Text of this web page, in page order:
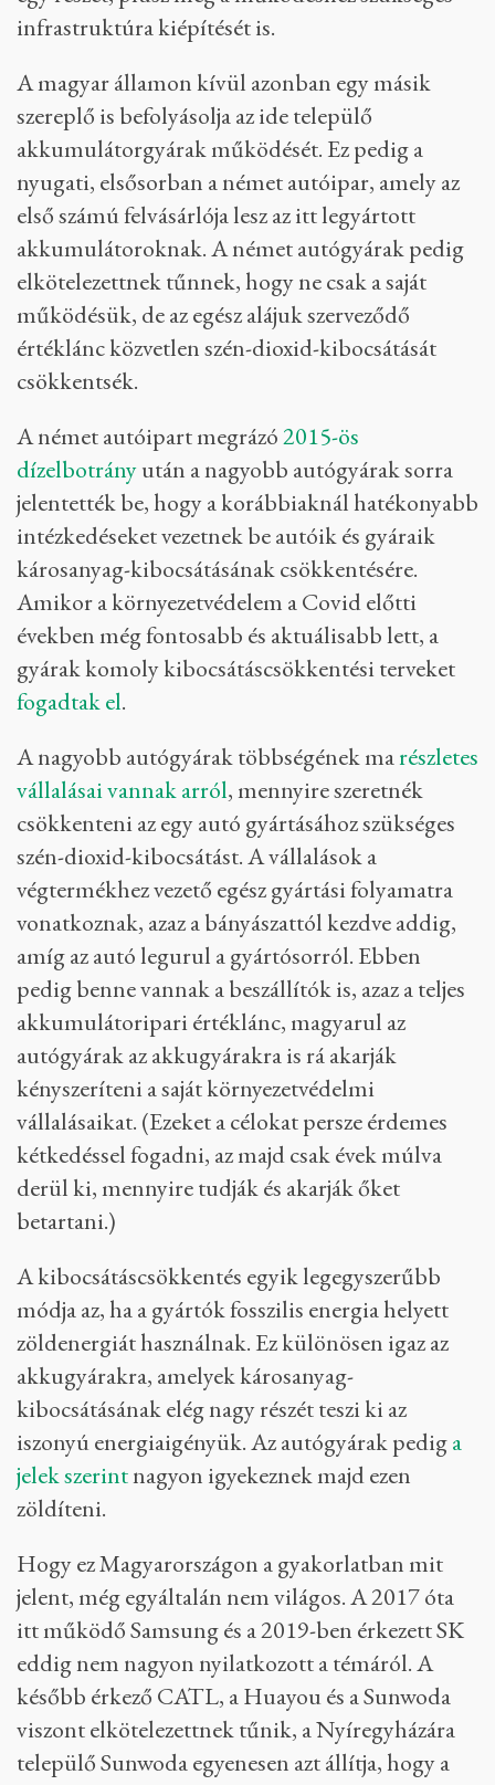
infrastruktúra kiépítését is.
A magyar államon kívül azonban egy másik
szereplő is befolyásolja az ide települő
akkumulátorgyárak működését. Ez pedig a
nyugati, elsősorban a német autóipar, amely az
első számú felvásárlója lesz az itt legyártott
akkumulátoroknak. A német autógyárak pedig
elkötelezettnek tűnnek, hogy ne csak a saját
működésük, de az egész alájuk szerveződő
értéklánc közvetlen szén-dioxid-kibocsátását
csökkentsék.
A német autóipart megrázó2015-ös
dízelbotrányután a nagyobb autógyárak sorra
jelentették be, hogy a korábbiaknál hatékonyabb
intézkedéseket vezetnek be autóik és gyáraik
károsanyag-kibocsátásának csökkentésére.
Amikor a környezetvédelem a Covid előtti
években még fontosabb és aktuálisabb lett, a
gyárak komoly kibocsátáscsökkentési terveket
fogadtak el.
A nagyobb autógyárak többségének marészletes
vállalásai vannak arról, mennyire szeretnék
csökkenteni az egy autó gyártásához szükséges
szén-dioxid-kibocsátást. A vállalások a
végtermékhez vezető egész gyártási folyamatra
vonatkoznak, azaz a bányászattól kezdve addig,
amíg az autó legurul a gyártósorról. Ebben
pedig benne vannak a beszállítók is, azaz a teljes
akkumulátoripari értéklánc, magyarul az
autógyárak az akkugyárakra is rá akarják
kényszeríteni a saját környezetvédelmi
vállalásaikat. (Ezeket a célokat persze érdemes
kétkedéssel fogadni, az majd csak évek múlva
derül ki, mennyire tudják és akarják őket
betartani.)
A kibocsátáscsökkentés egyik legegyszerűbb
módja az, ha a gyártók fosszilis energia helyett
zöldenergiát használnak. Ez különösen igaz az
akkugyárakra, amelyek károsanyag-
kibocsátásának elég nagy részét teszi ki az
iszonyú energiaigényük. Az autógyárak pediga
jelek szerintnagyon igyekeznek majd ezen
zöldíteni.
Hogy ez Magyarországon a gyakorlatban mit
jelent, még egyáltalán nem világos. A 2017 óta
itt működő Samsung és a 2019-ben érkezett SK
eddig nem nagyon nyilatkozott a témáról. A
később érkező CATL, a Huayou és a Sunwoda
viszont elkötelezettnek tűnik, a Nyíregyházára
települő Sunwoda egyenesen azt állítja, hogy a